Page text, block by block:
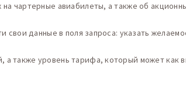
чартерные авиабилеты, а также об
свои данные в поля запроса: указать
также уровень тарифа, который может как